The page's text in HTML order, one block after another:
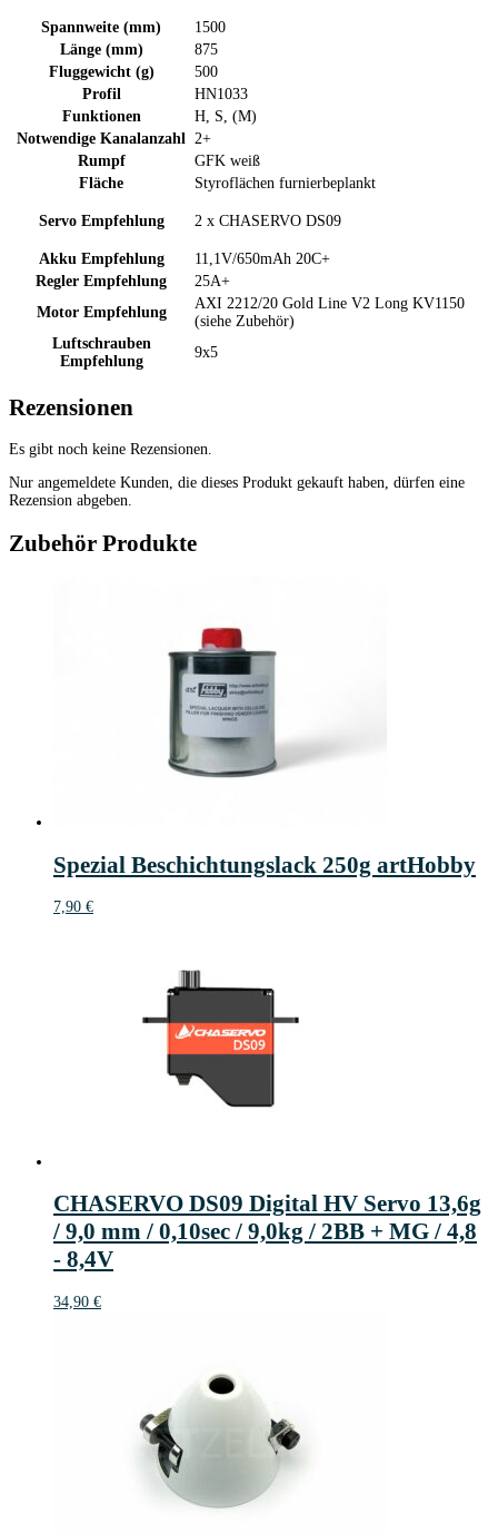
Spannweite (mm)
1500
Länge (mm)
875
Fluggewicht (g)
500
Profil
HN1033
Funktionen
H, S, (M)
Notwendige Kanalanzahl 2+
Rumpf
GFK weiß
Fläche
Styroflächen furnierbeplankt
Servo Empfehlung 2 x CHASERVO DS09
Akku Empfehlung
11,1V/650mAh 20C+
Regler Empfehlung
25A+
Motor Empfehlung
AXI 2212/20 Gold Line V2 Long KV1150
(siehe Zubehör)
Luftschrauben
Empfehlung
9x5
Rezensionen
Es gibt noch keine Rezensionen.
Nur angemeldete Kunden, die dieses Produkt gekauft haben, dürfen eine
Rezension abgeben.
Zubehör Produkte
Spezial Beschichtungslack 250g artHobby
7,90 €
CHASERVO DS09 Digital HV Servo 13,6g
/ 9,0 mm / 0,10sec / 9,0kg / 2BB + MG / 4,8
- 8,4V
34,90 €